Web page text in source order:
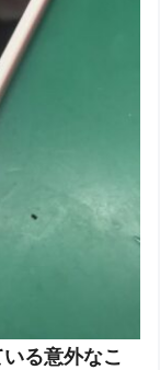
る意外なこ